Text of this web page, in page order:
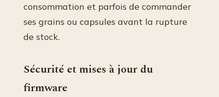
consommation et parfois de commander
ses grains ou capsules avant la rupture
de stock.
Sécurité et mises à jour du
firmware